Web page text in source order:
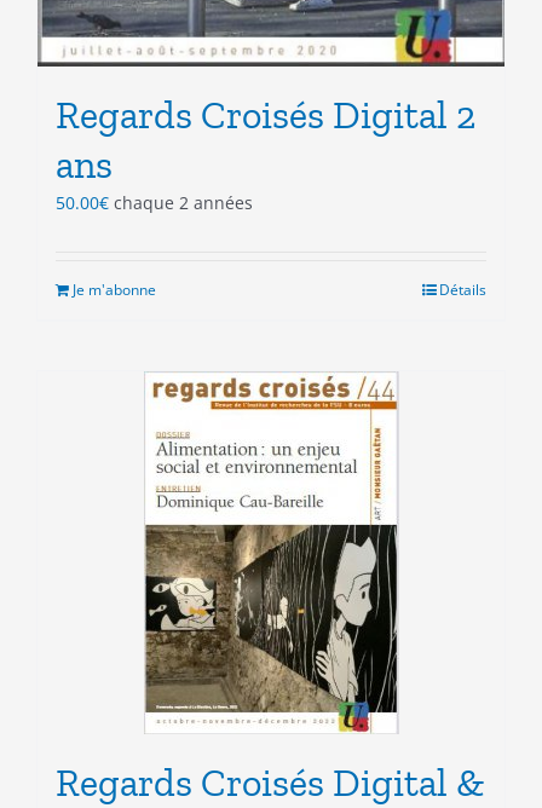
Regards Croisés Digital 2
ans
50.00€ chaque 2 années
Je m'abonne Détails
Regards Croisés Digital &